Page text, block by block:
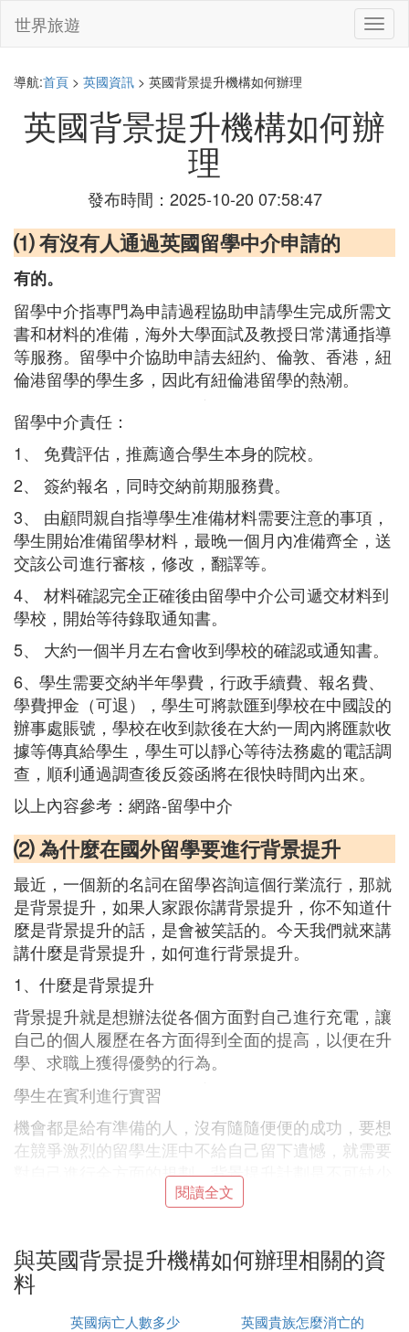
切
換
世界旅遊
導航:首頁 > 英國資訊 > 英國背景提升機構如何辦理
英國背景提升機構如何辦
理
發布時間：2025-10-20 07:58:47
⑴ 有沒有人通過英國留學中介申請的
有的。
留學中介指專門為申請過程協助申請學生完成所需文
書和材料的准備，海外大學面試及教授日常溝通指導
等服務。留學中介協助申請去紐約、倫敦、香港，紐
倫港留學的學生多，因此有紐倫港留學的熱潮。
留學中介責任：
1、 免費評估，推薦適合學生本身的院校。
2、 簽約報名，同時交納前期服務費。
3、 由顧問親自指導學生准備材料需要注意的事項，
學生開始准備留學材料，最晚一個月內准備齊全，送
交該公司進行審核，修改，翻譯等。
4、 材料確認完全正確後由留學中介公司遞交材料到
學校，開始等待錄取通知書。
5、 大約一個半月左右會收到學校的確認或通知書。
6、學生需要交納半年學費，行政手續費、報名費、
學費押金（可退），學生可將款匯到學校在中國設的
辦事處賬號，學校在收到款後在大約一周內將匯款收
據等傳真給學生，學生可以靜心等待法務處的電話調
查，順利通過調查後反簽函將在很快時間內出來。
以上內容參考：網路-留學中介
⑵ 為什麼在國外留學要進行背景提升
最近，一個新的名詞在留學咨詢這個行業流行，那就
是背景提升，如果人家跟你講背景提升，你不知道什
麼是背景提升的話，是會被笑話的。今天我們就來講
講什麼是背景提升，如何進行背景提升。
1、什麼是背景提升
背景提升就是想辦法從各個方面對自己進行充電，讓
自己的個人履歷在各方面得到全面的提高，以便在升
學、求職上獲得優勢的行為。
學生在賓利進行實習
機會都是給有準備的人，沒有隨隨便便的成功，要想
在競爭激烈的留學生涯中不給自己留下遺憾，就需要
對自己進行全方面的規劃，背景提升計劃是不可缺少
的重要內容，還沒有進行背景提升的同學們，一定要
⑶ 英國留學中介費要多少
金吉列作為知名的英國留學中介機構，其收費標准相
對較高。一般來說，英國留學中介機構的收費在1000
閱讀全文
與英國背景提升機構如何辦理相關的資
料
英國病亡人數多少
英國貴族怎麼消亡的